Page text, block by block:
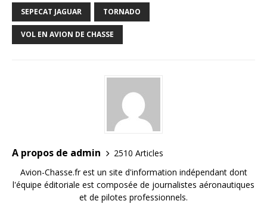
SEPECAT JAGUAR TORNADO
VOL EN AVION DE CHASSE
A propos de admin
2510 Articles
Avion-Chasse.fr est un site d'information indépendant dont
l'équipe éditoriale est composée de journalistes aéronautiques
et de pilotes professionnels.